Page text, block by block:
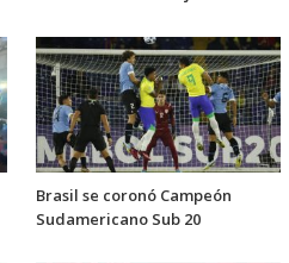
Brasil se coronó Campeón
Sudamericano Sub 20